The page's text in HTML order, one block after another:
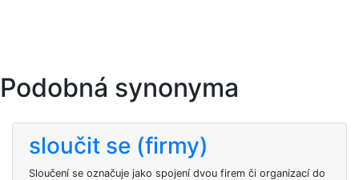
Podobná synonyma
sloučit se (firmy)
Sloučení se označuje jako spojení dvou firem či organizací do